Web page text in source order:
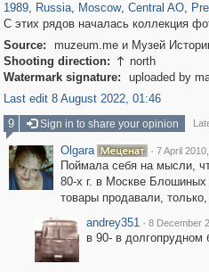
1989, Russia, Moscow, Central AO,
С этих рядов началась коллекция
Source:
muzeum.me и Музей
Shooting direction:  north
Watermark signature:
uploaded by
Last edit 8 August 2022, 01:46
9
Sign in to share your opinion
Olgara · 7 April
Поймала себя на мысли,
80-х г. в Москве
товары продавали,
andrey351 · 8 December
в 90- в